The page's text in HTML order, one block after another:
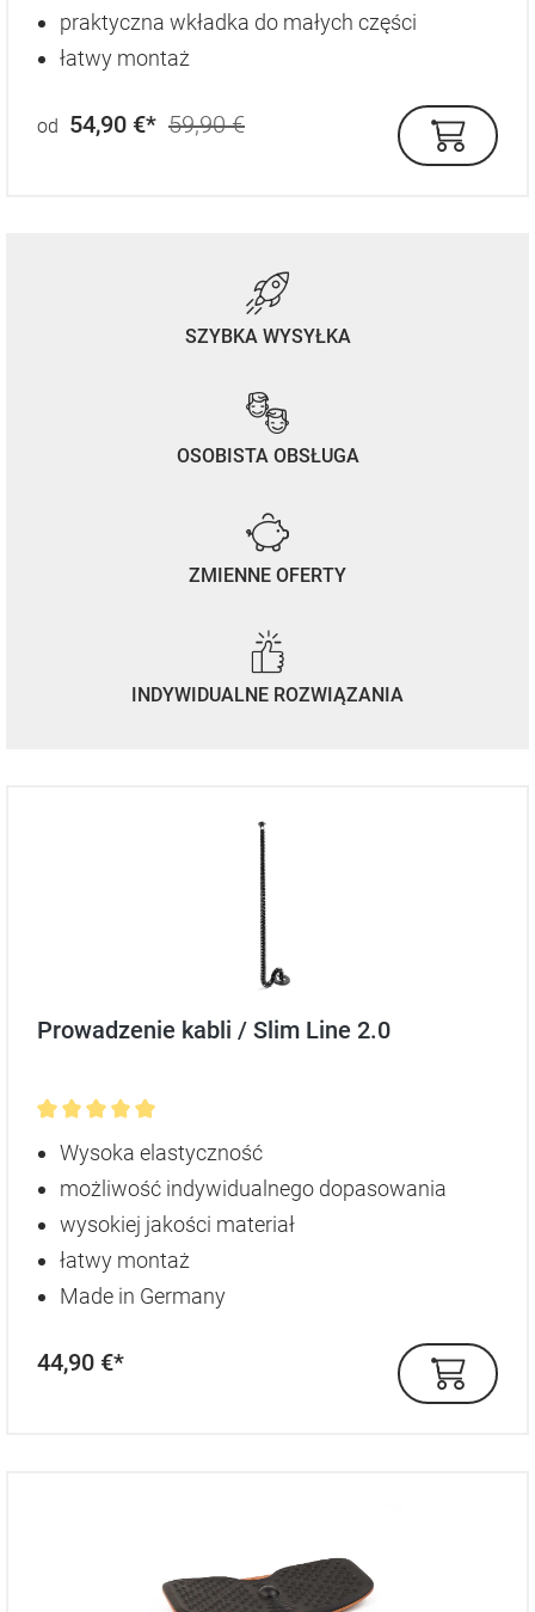
praktyczna wkładka do małych części
łatwy montaż
od 54,90 €* 59,90 €
SZYBKA WYSYŁKA
OSOBISTA OBSŁUGA
ZMIENNE OFERTY
INDYWIDUALNE ROZWIĄZANIA
Prowadzenie kabli / Slim Line 2.0
Średnia ocena 5 z 5 gwiazdek
Wysoka elastyczność
możliwość indywidualnego dopasowania
wysokiej jakości materiał
łatwy montaż
Made in Germany
44,90 €*